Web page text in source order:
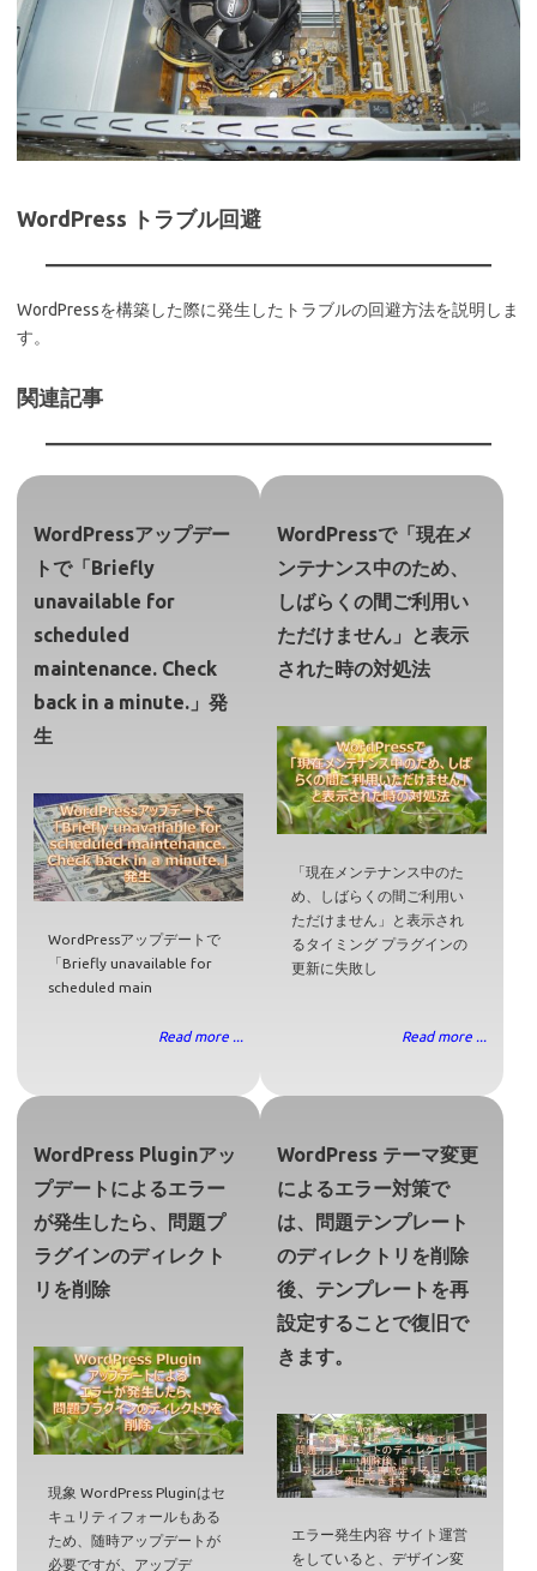
WordPress トラブル回避
WordPressを構築した際に発生したトラブルの回避方法を説明しま
す。
関連記事
WordPressアップデー
トで「Briefly
unavailable for
scheduled
maintenance. Check
back in a minute.」発
生
WordPressアップデートで
「Briefly unavailable for
scheduled main
Read more ...
WordPressで「現在メ
ンテナンス中のため、
しばらくの間ご利用い
ただけません」と表示
された時の対処法
「現在メンテナンス中のた
め、しばらくの間ご利用い
ただけません」と表示され
るタイミング プラグインの
更新に失敗し
Read more ...
WordPress Pluginアッ
プデートによるエラー
が発生したら、問題プ
ラグインのディレクト
リを削除
現象 WordPress Pluginはセ
キュリティフォールもある
ため、随時アップデートが
必要ですが、アップデ
WordPress テーマ変更
によるエラー対策で
は、問題テンプレート
のディレクトリを削除
後、テンプレートを再
設定することで復旧で
きます。
エラー発生内容 サイト運営
をしていると、デザイン変